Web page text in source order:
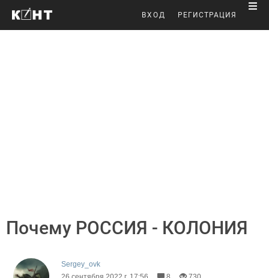
ВХОД РЕГИСТРАЦИЯ
Почему РОССИЯ - КОЛОНИЯ
Sergey_ovk